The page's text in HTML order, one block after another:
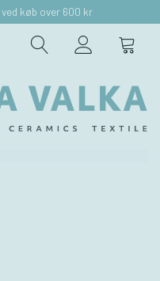
køb over 600 kr